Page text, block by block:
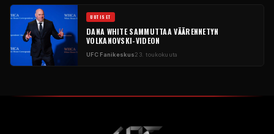
UUTISET
DANA WHITE SAMMUTTAA VÄÄRENNETYN
VOLKANOVSKI-VIDEON
UFCFanikeskus23. toukokuuta